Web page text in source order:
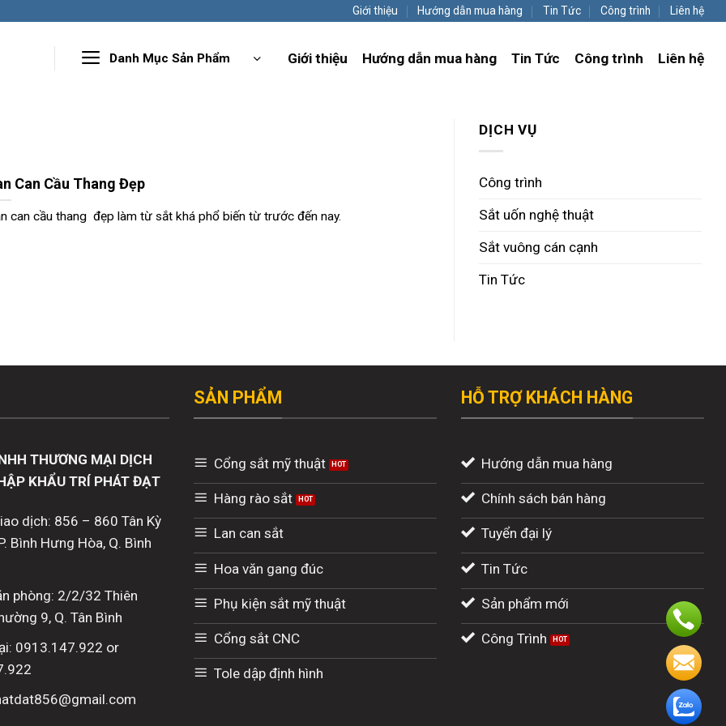
Giới thiệu Hướng dẫn mua hàng Tin Tức Công trình Liên hệ
Danh Mục Sản Phẩm Giới thiệu Hướng dẫn mua hàng Tin Tức Công trình Liên hệ
Can Cầu Thang Đẹp
can cầu thang đẹp làm từ sắt khá phổ biến từ trước đến nay.
DỊCH VỤ
Công trình
Sắt uốn nghệ thuật
Sắt vuông cán cạnh
Tin Tức
THƯƠNG MẠI DỊCH
KHẨU TRÍ PHÁT ĐẠT
dịch: 856 – 860 Tân Kỳ
Bình Hưng Hòa, Q. Bình
phòng: 2/2/32 Thiên
9, Q. Tân Bình
0913.147.922 or
SẢN PHẨM
Cổng sắt mỹ thuật
Hàng rào sắt
Lan can sắt
Hoa văn gang đúc
Phụ kiện sắt mỹ thuật
Cổng sắt CNC
Tole dập định hình
HỖ TRỢ KHÁCH HÀNG
Hướng dẫn mua hàng
Chính sách bán hàng
Tuyển đại lý
Tin Tức
Sản phẩm mới
Công Trình